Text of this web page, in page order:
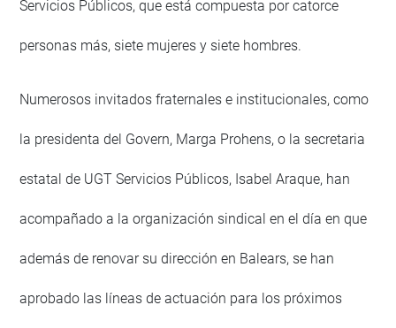
Servicios Públicos, que está compuesta por catorce
personas más, siete mujeres y siete hombres.
Numerosos invitados fraternales e institucionales, como
la presidenta del Govern, Marga Prohens, o la secretaria
estatal de UGT Servicios Públicos, Isabel Araque, han
acompañado a la organización sindical en el día en que
además de renovar su dirección en Balears, se han
aprobado las líneas de actuación para los próximos